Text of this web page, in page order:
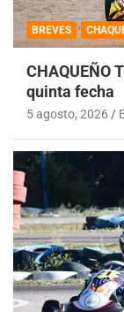
BREVES
CHAQUEÑO
quinta fecha
5 agosto, 2026